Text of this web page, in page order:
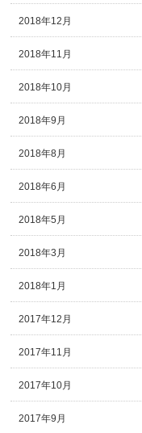
2018年12月
2018年11月
2018年10月
2018年9月
2018年8月
2018年6月
2018年5月
2018年3月
2018年1月
2017年12月
2017年11月
2017年10月
2017年9月